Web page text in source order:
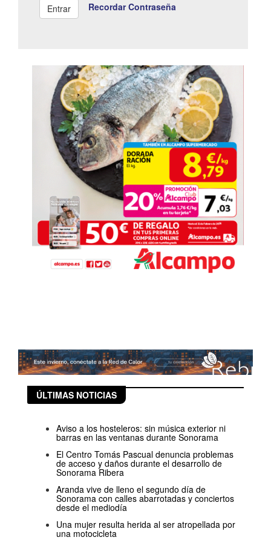
Recordar Contraseña
ÚLTIMAS NOTICIAS
Aviso a los hosteleros: sin música exterior ni
barras en las ventanas durante Sonorama
El Centro Tomás Pascual denuncia problemas
de acceso y daños durante el desarrollo de
Sonorama Ribera
Aranda vive de lleno el segundo día de
Sonorama con calles abarrotadas y conciertos
desde el mediodía
Una mujer resulta herida al ser atropellada por
una motocicleta